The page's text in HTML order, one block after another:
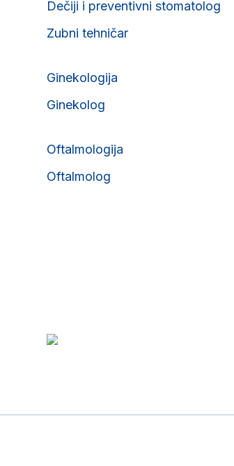
Dečiji i preventivni stomatolog
Zubni tehničar
Ginekologija
Ginekolog
Oftalmologija
Oftalmolog